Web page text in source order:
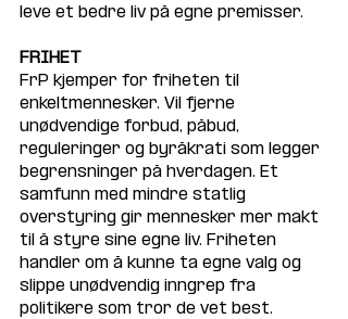
leve et bedre liv på egne premisser.
FRIHET
FrP kjemper for friheten til
enkeltmennesker. Vil fjerne
unødvendige forbud, påbud,
reguleringer og byråkrati som legger
begrensninger på hverdagen. Et
samfunn med mindre statlig
overstyring gir mennesker mer makt
til å styre sine egne liv. Friheten
handler om å kunne ta egne valg og
slippe unødvendig inngrep fra
politikere som tror de vet best.